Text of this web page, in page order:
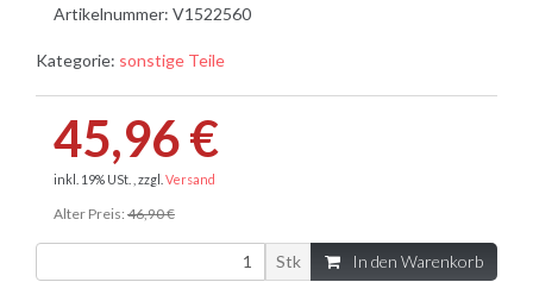
Artikelnummer: V1522560
Kategorie: sonstige Teile
45,96 €
inkl. 19% USt. , zzgl. Versand
Alter Preis: 46,90 €
Stk In den Warenkorb